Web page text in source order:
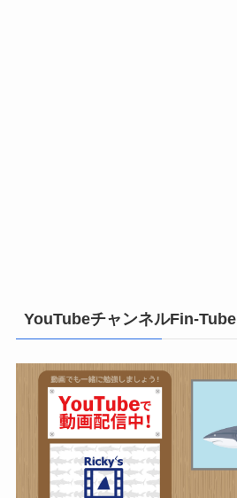
YouTubeチャンネルFin-Tube